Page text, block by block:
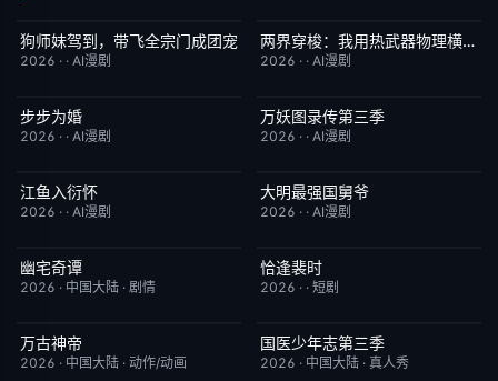
完结 10.0
狗师妹驾到，带飞全宗门成团宠
2026 · · AI漫剧
完结 10.0两界穿梭：我用热武器物理横推修真界
2026 · · AI漫剧
完结
步步为婚
2026 · · AI漫剧
完结
万妖图录传第三季
2026 · · AI漫剧
完结
江鱼入衍怀
2026 · · AI漫剧
完结
大明最强国舅爷
2026 · · AI漫剧
更新至第14集
幽宅奇谭
2026 · 中国大陆 · 剧情
完结
恰逢裴时
2026 · · 短剧
更新至第7集
万古神帝
2026 · 中国大陆 · 动作/动画
本周更新
国医少年志第三季
2026 · 中国大陆 · 真人秀